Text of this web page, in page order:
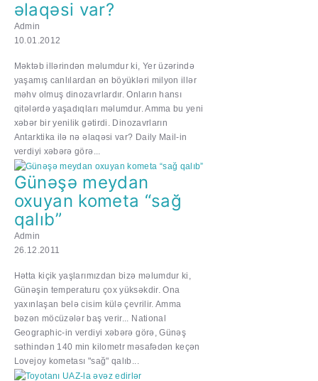
əlaqəsi var?
Admin
10.01.2012
Məktəb illərindən məlumdur ki, Yer üzərində
yaşamış canlılardan ən böyükləri milyon illər
məhv olmuş dinozavrlardır. Onların hansı
qitələrdə yaşadıqları məlumdur. Amma bu yeni
xəbər bir yenilik gətirdi. Dinozavrların
Antarktika ilə nə əlaqəsi var? Daily Mail-in
verdiyi xəbərə görə...
Günəşə meydan
oxuyan kometa “sağ
qalıb”
Admin
26.12.2011
Hətta kiçik yaşlarımızdan bizə məlumdur ki,
Günəşin temperaturu çox yüksəkdir. Ona
yaxınlaşan belə cisim külə çevrilir. Amma
bəzən möcüzələr baş verir... National
Geographic-in verdiyi xəbərə görə, Günəş
səthindən 140 min kilometr məsafədən keçən
Lovejoy kometası "sağ" qalıb...